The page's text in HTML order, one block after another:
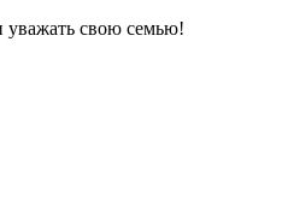
уважать свою семью!